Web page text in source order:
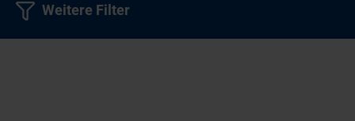
Weitere Filter